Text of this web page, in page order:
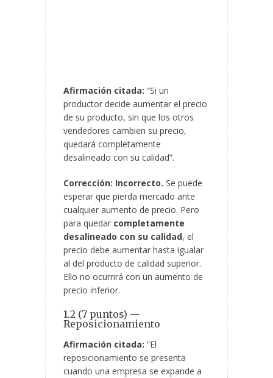
Afirmación citada: “Si un
productor decide aumentar el precio
de su producto, sin que los otros
vendedores cambien su precio,
quedará completamente
desalineado con su calidad”.
Corrección: Incorrecto. Se puede
esperar que pierda mercado ante
cualquier aumento de precio. Pero
para quedar completamente
desalineado con su calidad, el
precio debe aumentar hasta igualar
al del producto de calidad superior.
Ello no ocurrirá con un aumento de
precio inferior.
1.2 (7 puntos) —
Reposicionamiento
Afirmación citada: “El
reposicionamiento se presenta
cuando una empresa se expande a